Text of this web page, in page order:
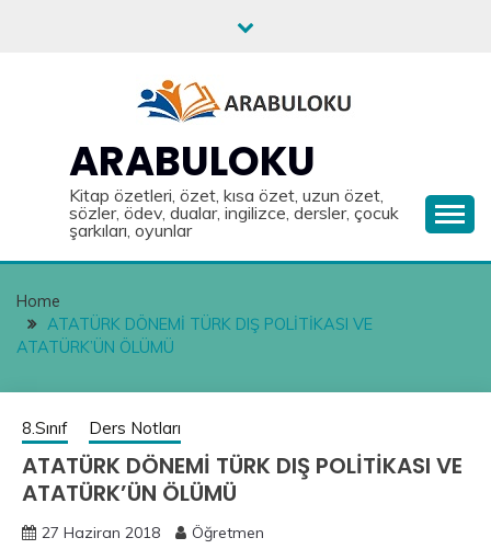
ARABULOKU
Kitap özetleri, özet, kısa özet, uzun özet,
sözler, ödev, dualar, ingilizce, dersler, çocuk
şarkıları, oyunlar
Home
ATATÜRK DÖNEMİ TÜRK DIŞ POLİTİKASI VE
ATATÜRK’ÜN ÖLÜMÜ
8.Sınıf Ders Notları
ATATÜRK DÖNEMİ TÜRK DIŞ POLİTİKASI VE
ATATÜRK’ÜN ÖLÜMÜ
27 Haziran 2018 Öğretmen